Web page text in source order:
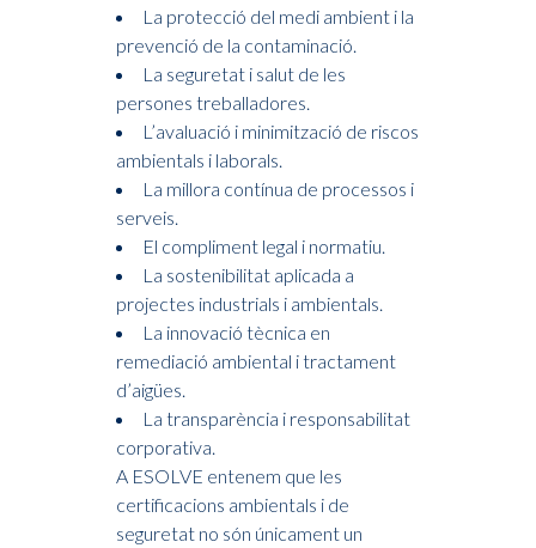
La protecció del medi ambient i la
prevenció de la contaminació.
La seguretat i salut de les
persones treballadores.
L’avaluació i minimització de riscos
ambientals i laborals.
La millora contínua de processos i
serveis.
El compliment legal i normatiu.
La sostenibilitat aplicada a
projectes industrials i ambientals.
La innovació tècnica en
remediació ambiental i tractament
d’aigües.
La transparència i responsabilitat
corporativa.
A ESOLVE entenem que les
certificacions ambientals i de
seguretat no són únicament un